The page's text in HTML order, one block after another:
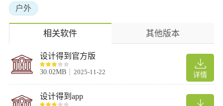
户外
相关软件 其他版本
详情
设计得到官方版
30.02MB 2025-11-22
设计得到app